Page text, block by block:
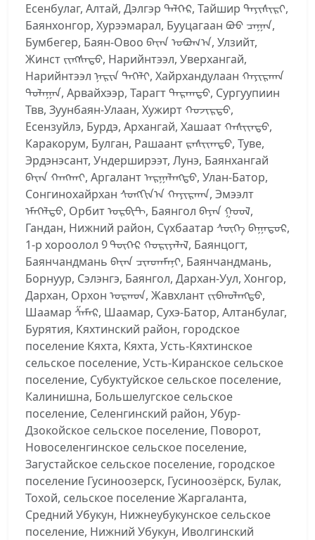
Есенбулаг, Алтай, Дэлгэр ᠳᠡᠯᠭᠡᠷ, Тайшир ᠲᠠᠶᠢᠰᠢᠷᠢ,
Баянхонгор, Хурээмарал, Бууцагаан ᠪᠤᠤ ᠴᠠᠭᠠᠨ,
Бумбегер, Баян-Овоо ᠪᠠᠶ᠋ᠠᠨ ᠣᠪᠤᠭ᠎ᠠ, Улзийт,
Жинст ᠵᠢᠩᠰᠡᠲᠦ, Нарийнтээл, Уверхангай,
Нарийнтээл ᠨᠠᠷᠢᠨ ᠲᠡᠭᠡᠯᠢ, Хайрхандулаан ᠬᠠᠶᠢᠷᠬᠠᠨ
ᠳᠤᠯᠠᠭᠠᠨ, Арвайхээр, Тарагт ᠲᠠᠷᠠᠭᠲᠤ, Сургуупиин
Твв, Зуунбаян-Улаан, Хужирт ᠬᠤᠵᠢᠷᠲᠤ,
Есензуйлэ, Бурдэ, Архангай, Хашаат ᠬᠠᠰᠢᠶ᠋ᠠᠲᠤ,
Каракорум, Булган, Рашаант ᠷᠠᠰᠢᠶ᠋ᠠᠨᠲᠤ, Туве,
Эрдэнэсант, Ундерширээт, Лунэ, Баянхангай
ᠪᠠᠶ᠋ᠠᠨ ᠬᠠᠩᠭ᠋ᠠᠢ, Аргалант ᠠᠷᠭᠠᠯᠠᠩᠲᠤ, Улан-Батор,
Сонгинохайрхан ᠰᠣᠩᠭᠢᠨ᠎ᠠ ᠬᠠᠶᠢᠷᠬᠠᠨ, Эмээлт
ᠡᠮᠡᠭᠡᠯᠲᠦ, Орбит ᠣᠷᠪᠢᠲ, Баянгол ᠪᠠᠶᠠᠨ ᠭᠣᠤᠯ,
Гандан, Нижний район, Сүхбаатар ᠰᠦᠬᠡ ᠪᠠᠭᠠᠲᠤᠷ,
1-р хороолол ᠑ ᠳᠦᠭᠡᠷ ᠬᠣᠷᠢᠶᠠᠯᠠᠯ, Баянцогт,
Баянчандмань ᠪᠠᠶ᠋ᠠᠨ ᠴᠢᠨᠳᠠᠮᠠᠨᠢ, Баянчандмань,
Борнуур, Сэлэнгэ, Баянгол, Дархан-Уул, Хонгор,
Дархан, Орхон ᠣᠷᠬᠤᠨ, Жавхлант ᠵᠢᠪᠬᠤᠯᠠᠩᠲᠤ,
Шаамар ᠱᠠᠮᠠᠷ, Шаамар, Сухэ-Батор, Алтанбулаг,
Бурятия, Кяхтинский район, городское
поселение Кяхта, Кяхта, Усть-Кяхтинское
сельское поселение, Усть-Киранское сельское
поселение, Субуктуйское сельское поселение,
Калинишна, Большелугское сельское
поселение, Селенгинский район, Убур-
Дзокойское сельское поселение, Поворот,
Новоселенгинское сельское поселение,
Загустайское сельское поселение, городское
поселение Гусиноозерск, Гусиноозёрск, Булак,
Тохой, сельское поселение Жаргаланта,
Средний Убукун, Нижнеубукунское сельское
поселение, Нижний Убукун, Иволгинский